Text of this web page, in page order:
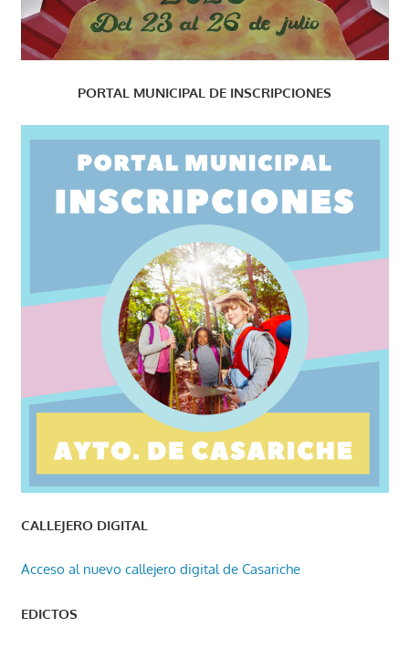
PORTAL MUNICIPAL DE INSCRIPCIONES
CALLEJERO DIGITAL
Acceso al nuevo callejero digital de Casariche
EDICTOS